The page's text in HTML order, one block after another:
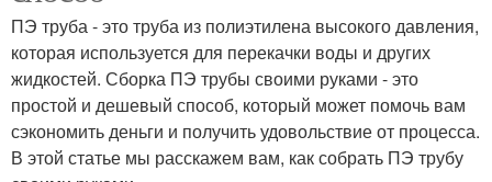
ПЭ труба - это труба из полиэтилена высокого давления,
которая используется для перекачки воды и других
жидкостей. Сборка ПЭ трубы своими руками - это
простой и дешевый способ, который может помочь вам
сэкономить деньги и получить удовольствие от процесса.
В этой статье мы расскажем вам, как собрать ПЭ трубу